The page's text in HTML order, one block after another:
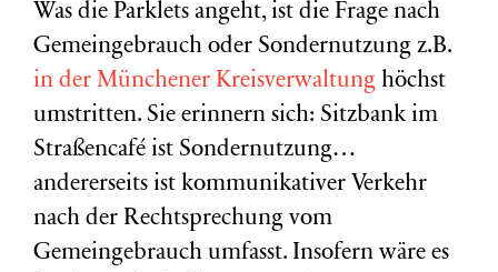
Was die Parklets angeht, ist die Frage nach
Gemeingebrauch oder Sondernutzung z.B.
in der Münchener Kreisverwaltung höchst
umstritten. Sie erinnern sich: Sitzbank im
Straßencafé ist Sondernutzung…
andererseits ist kommunikativer Verkehr
nach der Rechtsprechung vom
Gemeingebrauch umfasst. Insofern wäre es